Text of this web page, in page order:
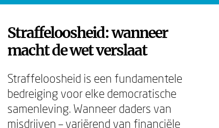
Straffeloosheid: wanneer
macht de wet verslaat
Straffeloosheid is een fundamentele
bedreiging voor elke democratische
samenleving. Wanneer daders van
misdrijven – variërend van financiële